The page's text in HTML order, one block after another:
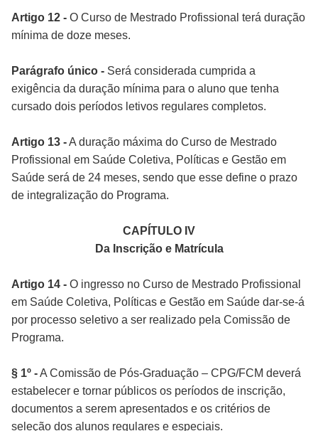
Artigo 12 - O Curso de Mestrado Profissional terá duração
mínima de doze meses.
Parágrafo único - Será considerada cumprida a
exigência da duração mínima para o aluno que tenha
cursado dois períodos letivos regulares completos.
Artigo 13 -A duração máxima do Curso de Mestrado
Profissional em Saúde Coletiva, Políticas e Gestão em
Saúde será de 24 meses, sendo que esse define o prazo
de integralização do Programa.
CAPÍTULO IV
Da Inscrição e Matrícula
Artigo 14 - O ingresso no Curso de Mestrado Profissional
em Saúde Coletiva, Políticas e Gestão em Saúde dar-se-á
por processo seletivo a ser realizado pela Comissão de
Programa.
§ 1º -A Comissão de Pós-Graduação – CPG/FCM deverá
estabelecer e tornar públicos os períodos de inscrição,
documentos a serem apresentados e os critérios de
seleção dos alunos regulares e especiais.